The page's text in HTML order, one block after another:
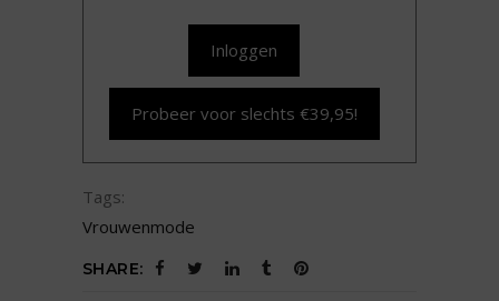
Inloggen
Probeer voor slechts €39,95!
Tags:
Vrouwenmode
SHARE: